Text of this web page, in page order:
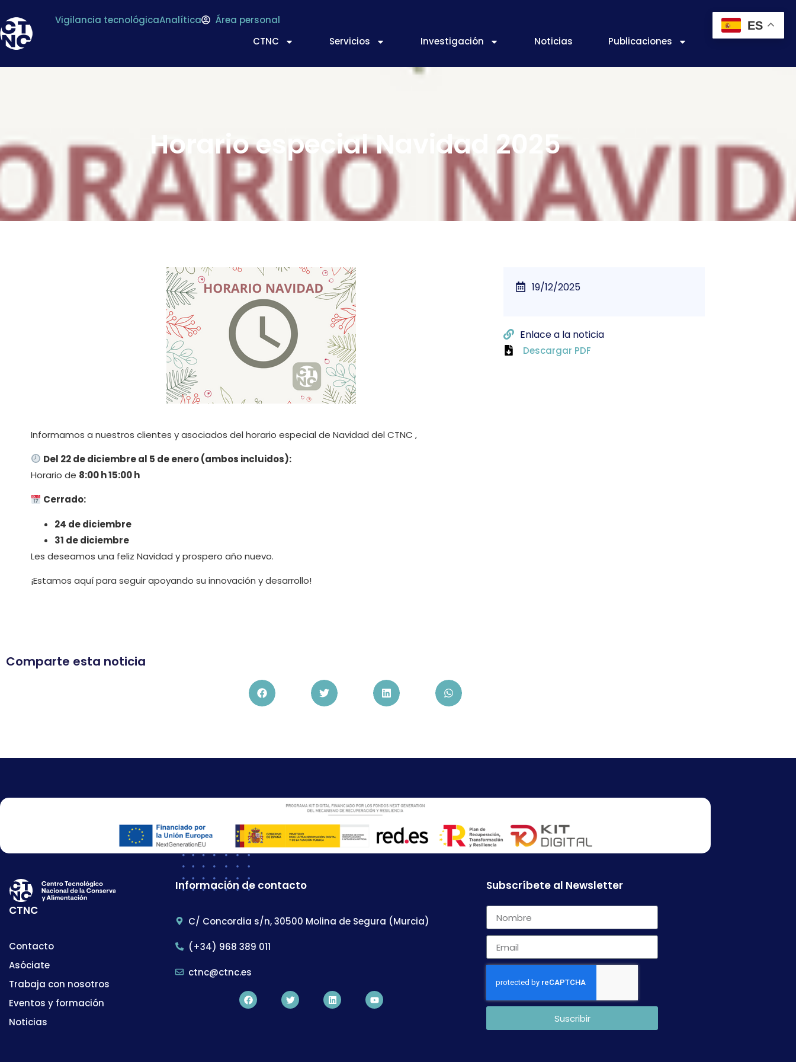
Vigilancia tecnológicaAnalítica
Área personal
CTNC
Servicios Investigación Noticias Publicaciones
Horario especial Navidad 2025
Informamos a nuestros clientes y asociados del horario especial de Navidad del CTNC ,
Del 22 de diciembre al 5 de enero (ambos incluidos):
Horario de 8:00 h 15:00 h
Cerrado:
24 de diciembre
31 de diciembre
Les deseamos una feliz Navidad y prospero año nuevo.
¡Estamos aquí para seguir apoyando su innovación y desarrollo!
19/12/2025
Enlace a la noticia
Descargar PDF
Comparte esta noticia
CTNC
Contacto
Asóciate
Trabaja con nosotros
Eventos y formación
Noticias
Información de contacto
C/ Concordia s/n, 30500 Molina de Segura (Murcia)
(+34) 968 389 011
ctnc@ctnc.es
Subscríbete al Newsletter
Suscribir
ES